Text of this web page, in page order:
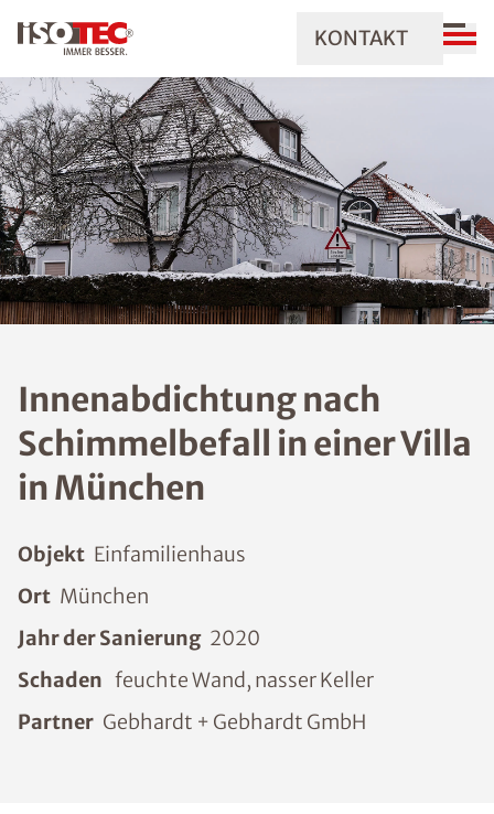
KONTAKT
Innenabdichtung nach
Schimmelbefall in einer Villa
in München
Objekt Einfamilienhaus
Ort München
Jahr der Sanierung 2020
Schaden feuchte Wand, nasser Keller
Partner Gebhardt + Gebhardt GmbH